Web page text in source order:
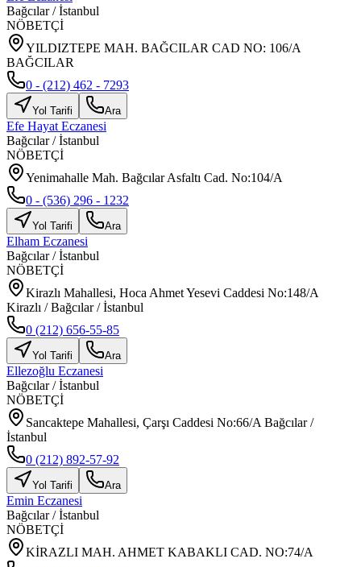
Bağcılar/İstanbul
NÖBETÇİ
YILDIZTEPE MAH. BAĞCILAR CAD NO: 106/A
BAĞCILAR
0 - (212) 462 - 7293
Yol Tarifi Ara
Efe Hayat Eczanesi
Bağcılar/İstanbul
NÖBETÇİ
Yenimahalle Mah. Bağcılar Asfaltı Cad. No:104/A
0 - (536) 296 - 1232
Yol Tarifi Ara
Elham Eczanesi
Bağcılar/İstanbul
NÖBETÇİ
Kirazlı Mahallesi, Hoca Ahmet Yesevi Caddesi No:148/A
Kirazlı / Bağcılar / İstanbul
0 (212) 656-55-85
Yol Tarifi Ara
Ellezoğlu Eczanesi
Bağcılar/İstanbul
NÖBETÇİ
Sancaktepe Mahallesi, Çarşı Caddesi No:66/A Bağcılar /
İstanbul
0 (212) 892-57-92
Yol Tarifi Ara
Emin Eczanesi
Bağcılar/İstanbul
NÖBETÇİ
KİRAZLI MAH. AHMET KABAKLI CAD. NO:74/A